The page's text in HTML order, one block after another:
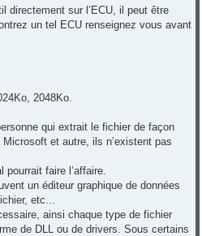
directement sur l’ECU, il peut être
un tel ECU renseignez vous avant
2048Ko.
qui extrait le fichier de façon
et autre, ils n’existent pas
faire l’affaire.
un éditeur graphique de données
etc...
ainsi chaque type de fichier
de DLL ou de drivers. Sous certains